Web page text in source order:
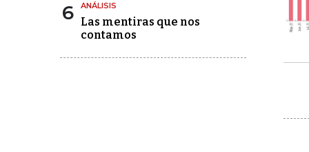
6 ANÁLISIS
Las mentiras que nos
contamos